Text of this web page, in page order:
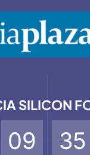
SILICON
09 35